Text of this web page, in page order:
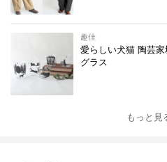
趣佳
愛らしい犬猫 陶芸
グラス
もっと見